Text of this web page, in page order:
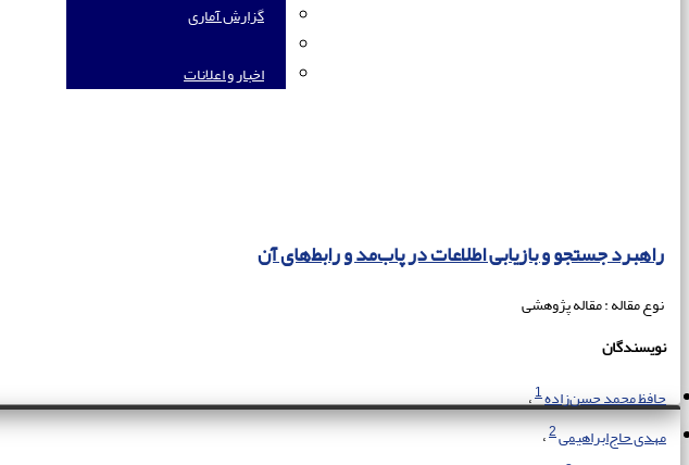
گزارش آماری
اخبار و اعلانات
راهبرد جستجو و بازیابی اطلاعات در پاب‌مد و رابط‌های آن
نوع مقاله : مقاله پژوهشی
نویسندگان
حافظ محمد حسن‌زاده1
مهدی حاج‌ابراهیمی2